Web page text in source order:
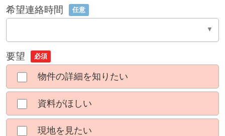
希望連絡時間 任意
要望 必須
物件の詳細を知りたい
資料がほしい
現地を見たい